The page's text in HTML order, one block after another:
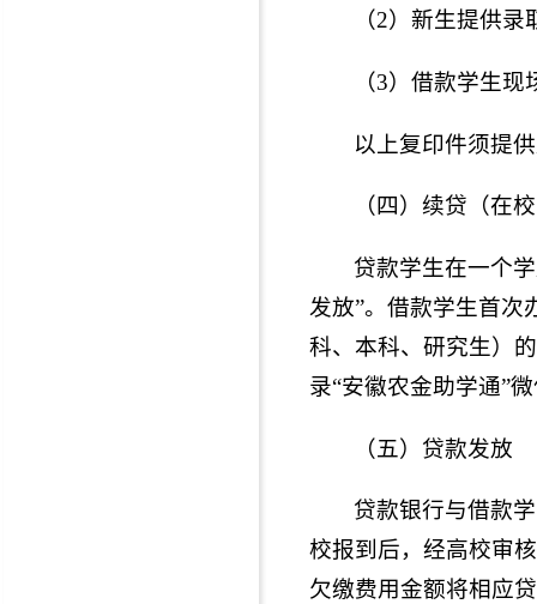
（2）新生提供
（3）借款学生
以上复印件须提
（四）续贷（在
贷款学生在一个
发放”。借款学生首次
科、本科、研究生）
录“安徽农金助学通”
（五）贷款发放
贷款银行与借款
校报到后，经高校审
欠缴费用金额将相应